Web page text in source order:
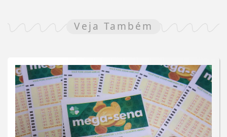
Veja Também